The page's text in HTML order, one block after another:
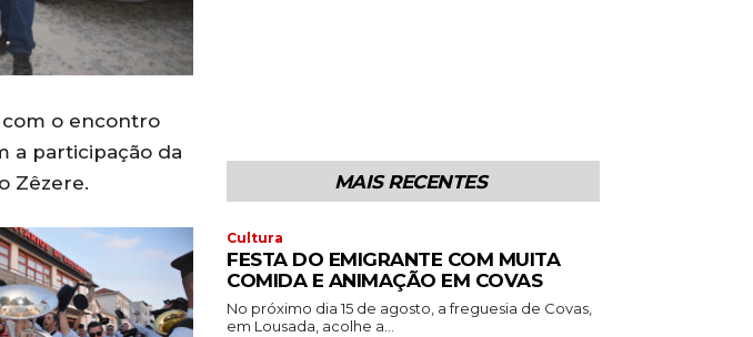
com o encontro
a participação da
Zêzere.
MAIS RECENTES
Cultura
FESTA DO EMIGRANTE COM MUITA
COMIDA E ANIMAÇÃO EM COVAS
No próximo dia 15 de agosto, a freguesia de Covas,
em Lousada, acolhe a...